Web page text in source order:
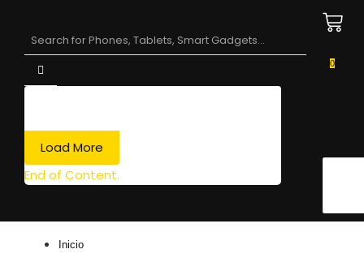
Load More
End of Content.
0
Inicio